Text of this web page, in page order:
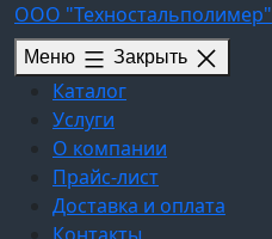
Перейти
содержимому
ООО "Техностальполимер"
Меню Закрыть
Каталог
Услуги
О компании
Прайс-лист
Доставка и оплата